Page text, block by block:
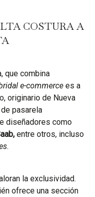
COSTURA A
que combina
e-commerce es a
originario de Nueva
pasarela
diseñadores como
entre otros, incluso
.
la exclusividad.
ofrece una sección